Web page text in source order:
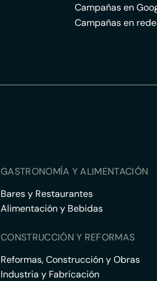
Campañas en
Campañas en
GASTRONOMÍA Y ALIMENTACIÓN
Bares y Restaurantes
Alimentación y Bebidas
CONSTRUCCIÓN Y REFORMAS
Reformas, Construcción y Obras
Industria y Fabricación